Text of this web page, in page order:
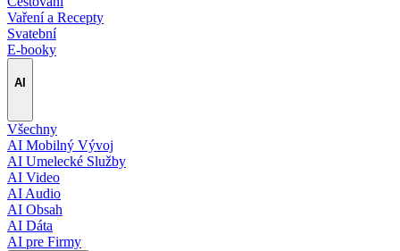
Vaření a Recepty
Svatební
E-booky
AI
Všechny
AI Mobilný Vývoj
AI Umelecké Služby
AI Video
AI Audio
AI Obsah
AI Dáta
AI pre Firmy